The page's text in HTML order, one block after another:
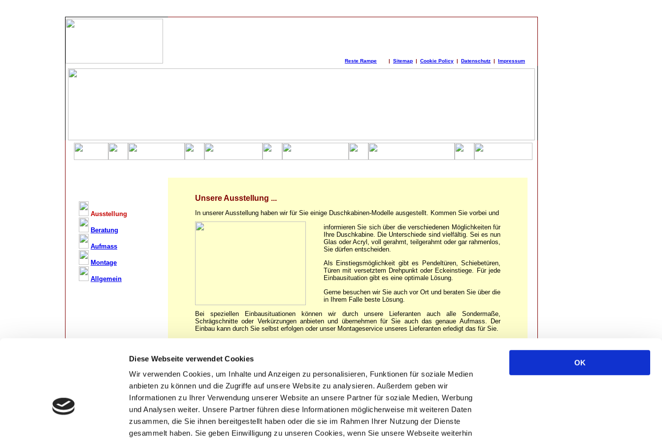
Diese Webseite verwendet Cookies
Wir verwenden Cookies, um Inhalte und Anzeigen zu personalisieren, Funktionen für soziale Medien
anbieten zu können und die Zugriffe auf unsere Website zu analysieren. Außerdem geben wir
Informationen zu Ihrer Verwendung unserer Website an unsere Partner für soziale Medien, Werbung
und Analysen weiter. Unsere Partner führen diese Informationen möglicherweise mit weiteren Daten
zusammen, die Sie ihnen bereitgestellt haben oder die sie im Rahmen Ihrer Nutzung der Dienste
gesammelt haben. Sie geben Einwilligung zu unseren Cookies, wenn Sie unsere Webseite weiterhin
OK
Reste Rampe | Sitemap | Cookie Policy | Datenschutz | Impressum
Ausstellung
Beratung
Aufmass
Montage
Allgemein
Unsere Ausstellung ...
In unserer Ausstellung haben wir für Sie einige Duschkabinen-Modelle ausgestellt. Kommen Sie vorbei und
informieren Sie sich über die verschiedenen Möglichkeiten für
Ihre Duschkabine. Die Unterschiede sind vielfältig. Sei es nun
Glas oder Acryl, voll gerahmt, teilgerahmt oder gar rahmenlos,
Sie dürfen entscheiden.
Als Einstiegsmöglichkeit gibt es Pendeltüren, Schiebetüren,
Türen mit versetztem Drehpunkt oder Eckeinstiege. Für jede
Einbausituation gibt es eine optimale Lösung.
Gerne besuchen wir Sie auch vor Ort und beraten Sie über die
in Ihrem Falle beste Lösung.
Bei speziellen Einbausituationen können wir durch unsere Lieferanten auch alle Sondermaße,
Schrägschnitte oder Verkürzungen anbieten und übernehmen für Sie auch das genaue Aufmass. Der
Einbau kann durch Sie selbst erfolgen oder unser Montageservice unseres Lieferanten erledigt das für Sie.